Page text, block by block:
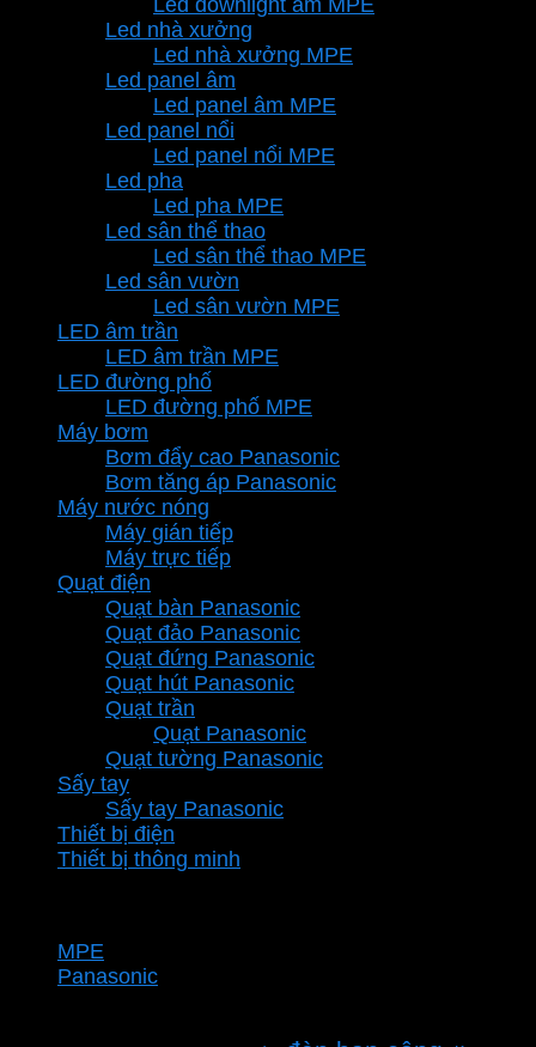
Led downlight âm MPE
Led nhà xưởng
Led nhà xưởng MPE
Led panel âm
Led panel âm MPE
Led panel nổi
Led panel nổi MPE
Led pha
Led pha MPE
Led sân thể thao
Led sân thể thao MPE
Led sân vườn
Led sân vườn MPE
LED âm trần
LED âm trần MPE
LED đường phố
LED đường phố MPE
Máy bơm
Bơm đẩy cao Panasonic
Bơm tăng áp Panasonic
Máy nước nóng
Máy gián tiếp
Máy trực tiếp
Quạt điện
Quạt bàn Panasonic
Quạt đảo Panasonic
Quạt đứng Panasonic
Quạt hút Panasonic
Quạt trần
Quạt Panasonic
Quạt tường Panasonic
Sấy tay
Sấy tay Panasonic
Thiết bị điện
Thiết bị thông minh
MPE
Panasonic